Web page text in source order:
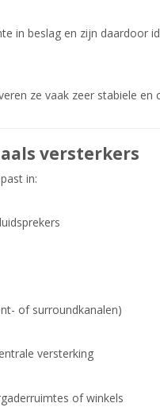
in beslag en zijn daardoor
ze vaak zeer stabiele en
versterkers
in:
of surroundkanalen)
versterking
of winkels